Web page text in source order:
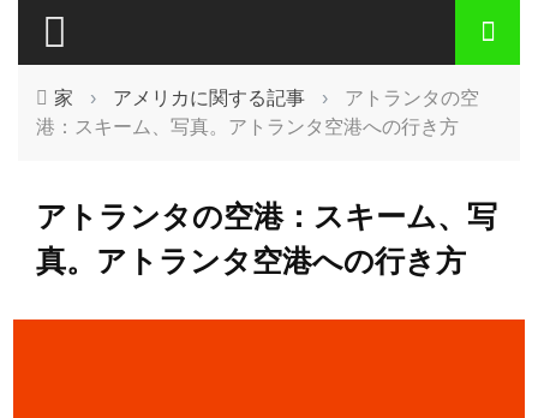
家 › アメリカに関する記事 ›
アトランタの空
港：スキーム、写真。アトランタ空港への行き方
アトランタの空港：スキーム、写
真。アトランタ空港への行き方